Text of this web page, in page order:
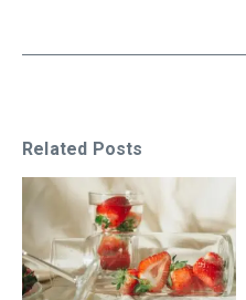
Related Posts